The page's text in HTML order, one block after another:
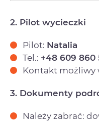
2. Pilot wycieczki
Pilot: Natalia
Tel.: +48 609 860
Kontakt możliwy
3. Dokumenty
Należy zabrać: